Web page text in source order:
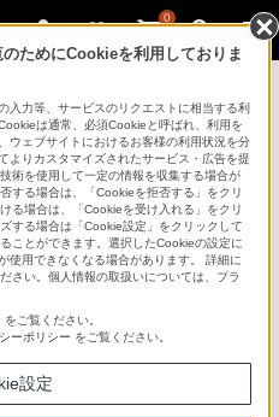
0
ースティックPRO-HG デュオ” MS-EX4GD
ー
ためにCookieを利用しておりま
入力等、サービスのリクエストに相当する利
は通常、必須Cookieと呼ばれ、利用を
ウェブサイトにおけるお客様の利用状況を分
よりカスタマイズされたサービス・広告を提
術を使用して一定の情報を収集する場合が
する場合は、「Cookieを拒否する」をクリ
る場合は、「Cookieを受け入れる」をクリ
する場合は「Cookie設定」をクリックして
ことができます。選択したCookieの設定に
使用できなくなる場合があります。 詳細に
さい。個人情報の取扱いについては、プラ
をご覧ください。
ーポリシー をご覧ください。
設定